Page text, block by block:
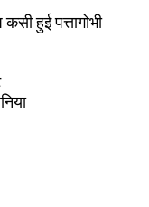
हुई पत्तागोभी